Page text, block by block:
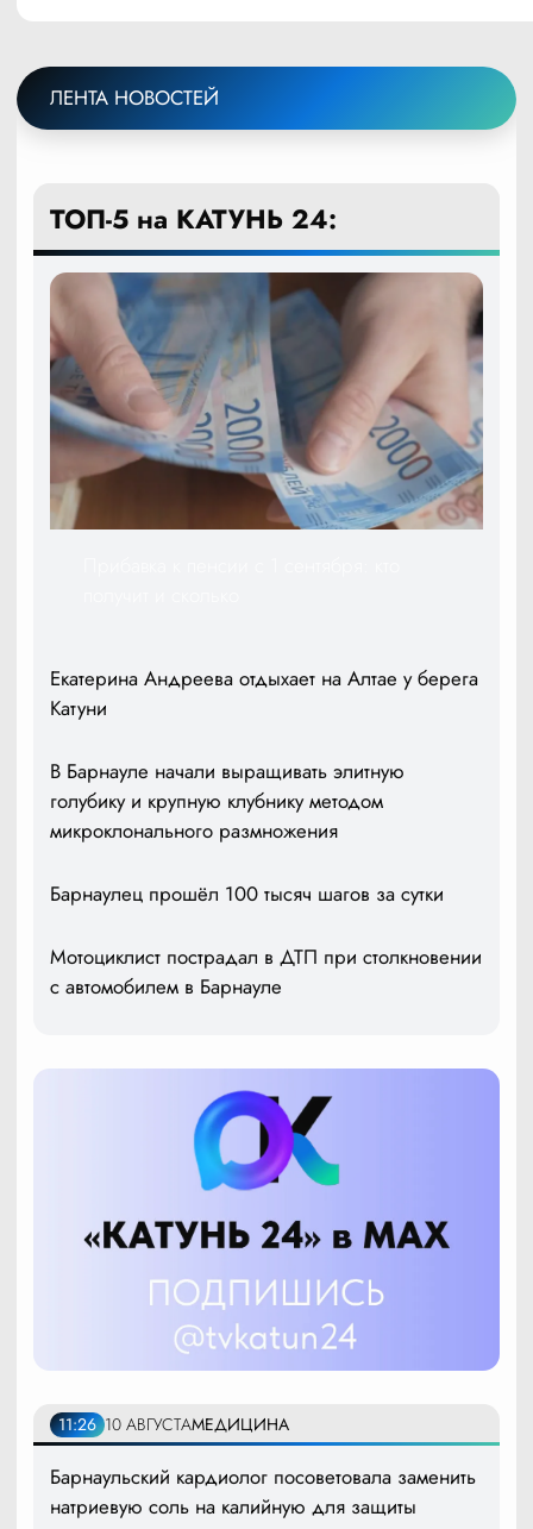
ЛЕНТА НОВОСТЕЙ
ТОП-5 на КАТУНЬ 24:
Екатерина Андреева отдыхает на Алтае у берега
Катуни
В Барнауле начали выращивать элитную
голубику и крупную клубнику методом
микроклонального размножения
Барнаулец прошёл 100 тысяч шагов за сутки
Мотоциклист пострадал в ДТП при столкновении
с автомобилем в Барнауле
11:26 10 АВГУСТАМЕДИЦИНА
Барнаульский кардиолог посоветовала заменить
натриевую соль на калийную для защиты